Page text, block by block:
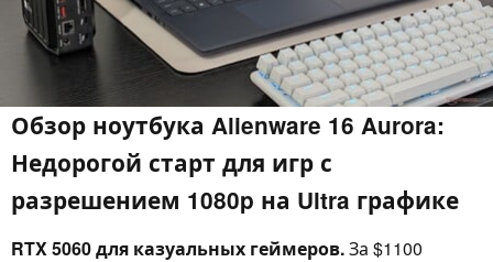
Обзор ноутбука Alienware 16 Aurora:
Недорогой старт для игр с
разрешением 1080p на Ultra графике
RTX 5060 для казуальных геймеров.За $1100